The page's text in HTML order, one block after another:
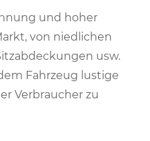
und hoher
von niedlichen
usw.
Fahrzeug lustige
Verbraucher zu